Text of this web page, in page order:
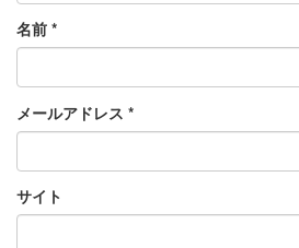
名前 *
メールアドレス *
サイト